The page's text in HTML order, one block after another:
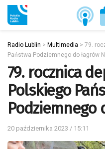
Radio Lublin > Multimedia > 79.
Państwa Podziemnego do łagrów
79. rocznica
Polskiego
Podziemnego
20 października 2023 / 15:11